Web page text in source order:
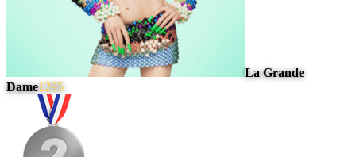
La Grande
Dame1295